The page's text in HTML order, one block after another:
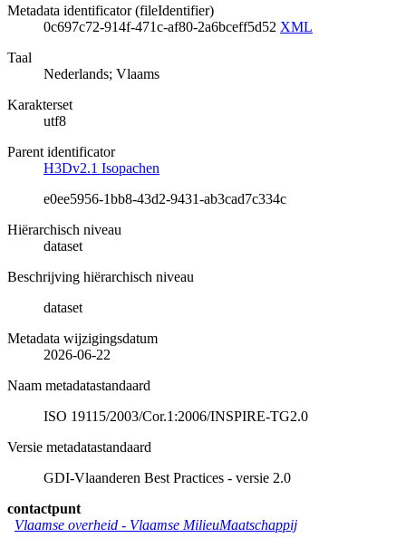
Metadata identificator (fileIdentifier)
0c697c72-914f-471c-af80-2a6bceff5d52 XML
Taal
Nederlands; Vlaams
Karakterset
utf8
Parent identificator
H3Dv2.1 Isopachen
e0ee5956-1bb8-43d2-9431-ab3cad7c334c
Hiërarchisch niveau
dataset
Beschrijving hiërarchisch niveau
dataset
Metadata wijzigingsdatum
2026-06-22
Naam metadatastandaard
ISO 19115/2003/Cor.1:2006/INSPIRE-TG2.0
Versie metadatastandaard
GDI-Vlaanderen Best Practices - versie 2.0
contactpunt
Vlaamse overheid - Vlaamse MilieuMaatschappij